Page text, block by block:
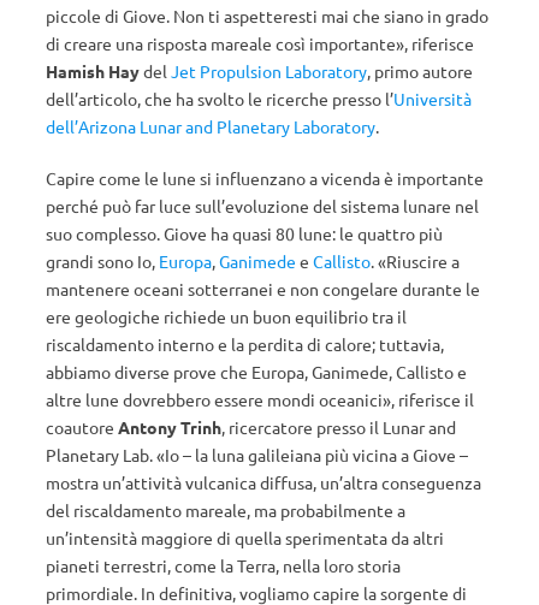
piccole di Giove. Non ti aspetteresti mai che siano in grado
di creare una risposta mareale così importante», riferisce
Hamish Haydel Jet Propulsion Laboratory, primo autore
dell’articolo, che ha svolto le ricerche presso l’Università
dell’Arizona Lunar and Planetary Laboratory.
Capire come le lune si influenzano a vicenda è importante
perché può far luce sull’evoluzione del sistema lunare nel
suo complesso. Giove ha quasi 80 lune: le quattro più
grandi sono Io, Europa,Ganimede e Callisto. «Riuscire a
mantenere oceani sotterranei e non congelare durante le
ere geologiche richiede un buon equilibrio tra il
riscaldamento interno e la perdita di calore; tuttavia,
abbiamo diverse prove che Europa, Ganimede, Callisto e
altre lune dovrebbero essere mondi oceanici», riferisce il
coautore Antony Trinh, ricercatore presso il Lunar and
Planetary Lab. «Io – la luna galileiana più vicina a Giove –
mostra un’attività vulcanica diffusa, un’altra conseguenza
del riscaldamento mareale, ma probabilmente a
un’intensità maggiore di quella sperimentata da altri
pianeti terrestri, come la Terra, nella loro storia
primordiale. In definitiva, vogliamo capire la sorgente di